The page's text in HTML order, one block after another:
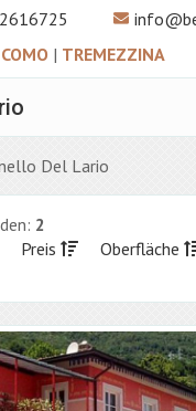
COMO | TREMEZZINA
Del Lario
2
Preis Oberfläche